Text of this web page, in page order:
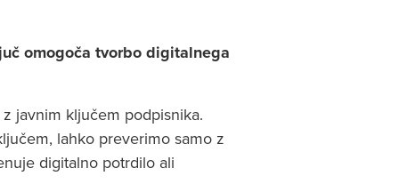
omogoča tvorbo digitalnega
javnim ključem podpisnika.
lahko preverimo samo z
digitalno potrdilo ali